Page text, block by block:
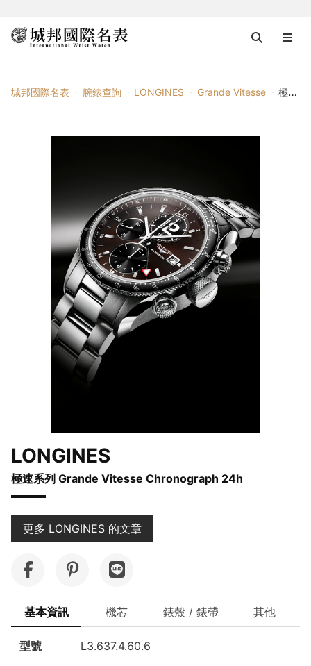
城邦國際名表 腕錶查詢 LONGINES Grande Vitesse 極速系列 Grande Vitesse Chronograph 24h
LONGINES
極速系列 Grande Vitesse Chronograph 24h
更多 LONGINES 的文章
基本資訊 機芯 錶殼 / 錶帶 其他
型號 L3.637.4.60.6